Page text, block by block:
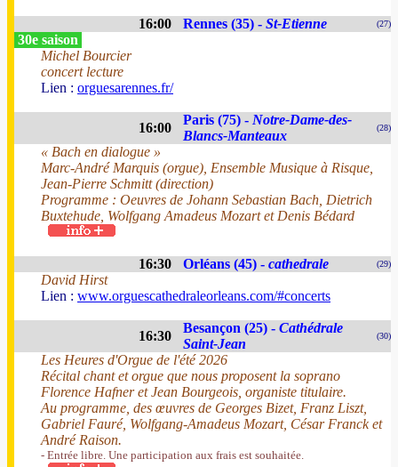
16:00 Rennes (35) - St-Etienne (27)
30e saison
Michel Bourcier
concert lecture
Lien : orguesarennes.fr/
16:00
Paris (75) - Notre-Dame-des-
Blancs-Manteaux
(28)
« Bach en dialogue »
Marc-André Marquis (orgue), Ensemble Musique à Risque,
Jean-Pierre Schmitt (direction)
Programme : Oeuvres de Johann Sebastian Bach, Dietrich
Buxtehude, Wolfgang Amadeus Mozart et Denis Bédard
16:30 Orléans (45) - cathedrale (29)
David Hirst
Lien : www.orguescathedraleorleans.com/#concerts
16:30
Besançon (25) - Cathédrale
Saint-Jean
(30)
Les Heures d'Orgue de l'été 2026
Récital chant et orgue que nous proposent la soprano
Florence Hafner et Jean Bourgeois, organiste titulaire.
Au programme, des œuvres de Georges Bizet, Franz Liszt,
Gabriel Fauré, Wolfgang-Amadeus Mozart, César Franck et
André Raison.
- Entrée libre. Une participation aux frais est souhaitée.